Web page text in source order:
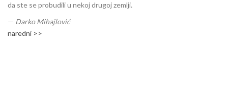
da ste se probudili u nekoj drugoj zemlji.
— Darko Mihajlović
naredni >>